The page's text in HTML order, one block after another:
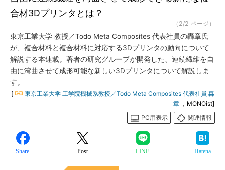
合材3Dプリンタとは？
（2/2 ページ）
東京工業大学 教授／Todo Meta Composites 代表社員の轟章氏
が、複合材料と複合材料に対応する3Dプリンタの動向について
解説する本連載。著者の研究グループが開発した、連続繊維を自
由に湾曲させて成形可能な新しい3Dプリンタについて解説しま
す。
[
東京工業大学 工学院機械系教授／Todo Meta Composites 代表社員 轟
章 ，MONOist]
PC用表示
関連情報
Share Post LINE Hatena